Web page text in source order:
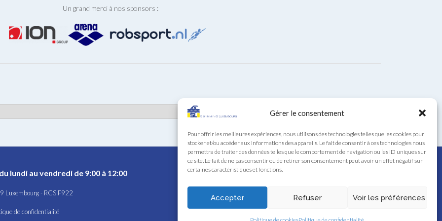
Gérer le consentement
Pour offrir les meilleures expériences, nous utilisons des technologies telles que les cookies pour
stocker et/ou accéder aux informations des appareils. Le fait de consentir à ces technologies nous
permettra de traiter des données telles que le comportement de navigation ou les ID uniques sur
ce site. Le fait de ne pas consentir ou de retirer son consentement peut avoir un effet négatif sur
certaines caractéristiques et fonctions.
Accepter Refuser Voir les préférences
Un grand merci à nos sponsors :
lundi au vendredi de 9:00 à 12:00
Luxembourg - RCS F922
de confidentialité